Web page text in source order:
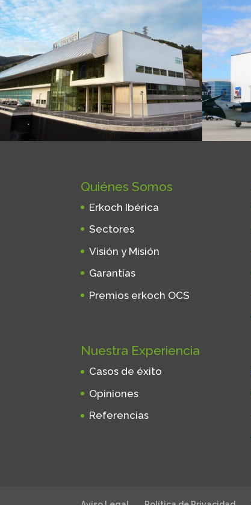
Quiénes Somos
Erkoch Ibérica
Sectores
Visión y Misión
Garantías
Premios erkoch OCS
Nuestra Experiencia
Casos de éxito
Opiniones
Referencias